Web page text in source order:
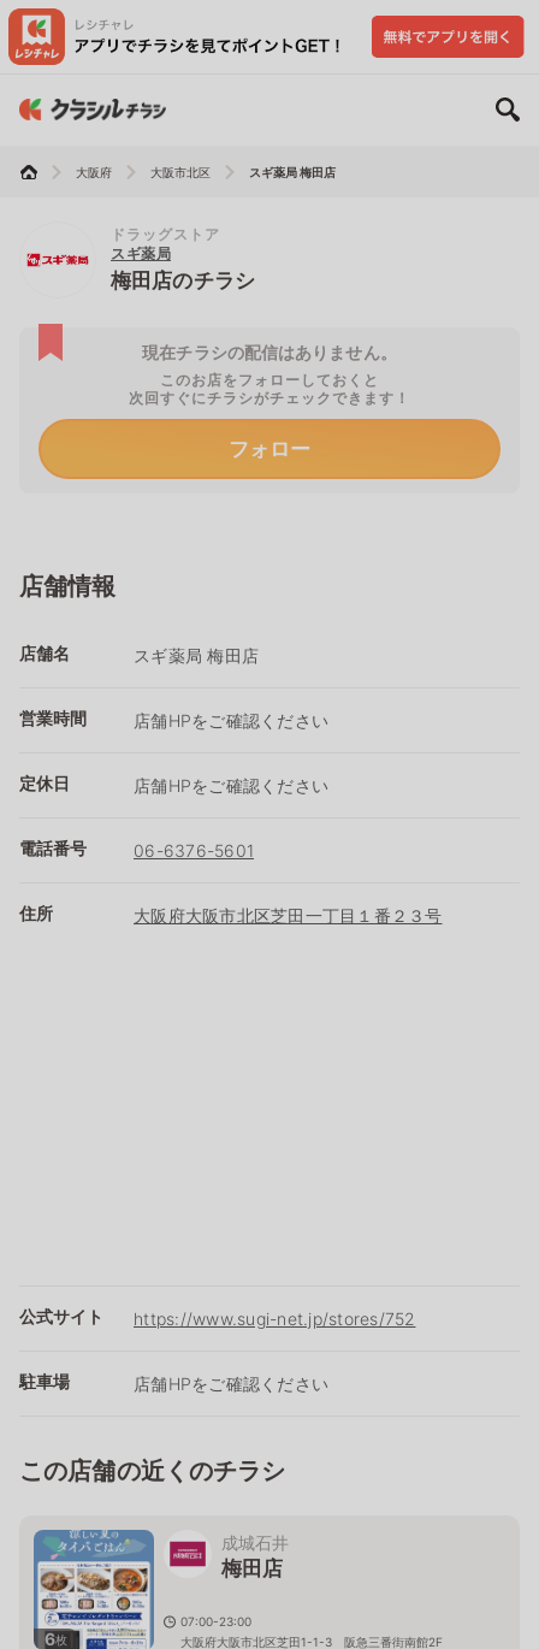
大阪府 大阪市北区 スギ薬局 梅田店
ドラッグストア
スギ薬局
梅田店のチラシ
現在チラシの配信はありません。
このお店をフォローしておくと
次回すぐにチラシがチェックできます！
フォロー
店舗情報
店舗名 スギ薬局 梅田店
営業時間 店舗HPをご確認ください
定休日 店舗HPをご確認ください
電話番号 06-6376-5601
住所 大阪府大阪市北区芝田一丁目１番２３号
公式サイト https://www.sugi-net.jp/stores/752
駐車場 店舗HPをご確認ください
この店舗の近くのチラシ
6枚
成城石井
梅田店
07:00-23:00
大阪府大阪市北区芝田1-1-3 阪急三番街南館2F